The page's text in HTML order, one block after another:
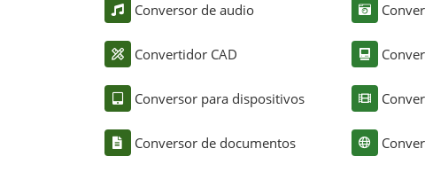
Conversor de audio
Convertidor CAD
Conversor para dispositivos
Conversor de documentos